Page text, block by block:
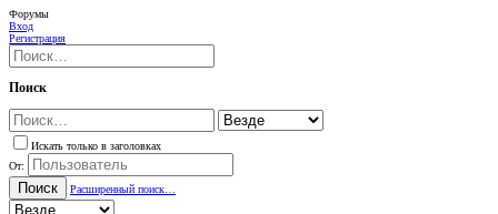
Форумы
Вход
Регистрация
Поиск
Искать только в заголовках
От:
Поиск Расширенный поиск…